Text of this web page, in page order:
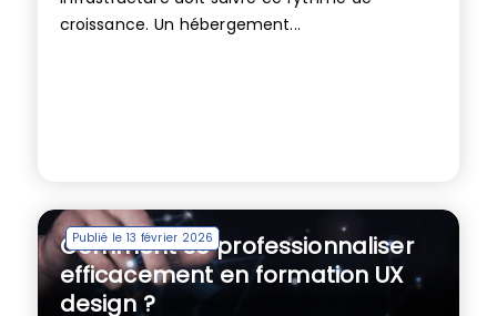
croissance. Un hébergement...
Publié le 13 février 2026
Comment se professionnaliser
efficacement en formation UX
design ?